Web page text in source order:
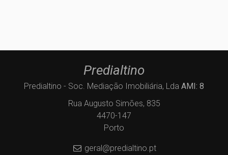
Predialtino
Predialtino - Soc. Mediação Imobiliária, Lda AMI: 8
Rua Augusto Simões, 835
4470-147
Porto
geral@predialtino.pt